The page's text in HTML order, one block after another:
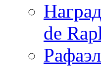
de